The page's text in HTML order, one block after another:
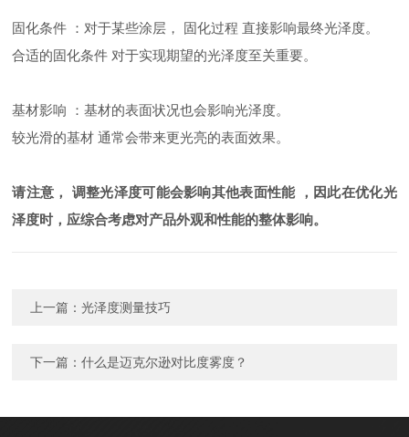
固化条件 ：对于某些涂层， 固化过程 直接影响最终光泽度。
合适的固化条件 对于实现期望的光泽度至关重要。
基材影响 ：基材的表面状况也会影响光泽度。
较光滑的基材 通常会带来更光亮的表面效果。
请注意， 调整光泽度可能会影响其他表面性能 ，因此在优化光
泽度时，应综合考虑对产品外观和性能的整体影响。
上一篇：光泽度测量技巧
下一篇：什么是迈克尔逊对比度雾度？